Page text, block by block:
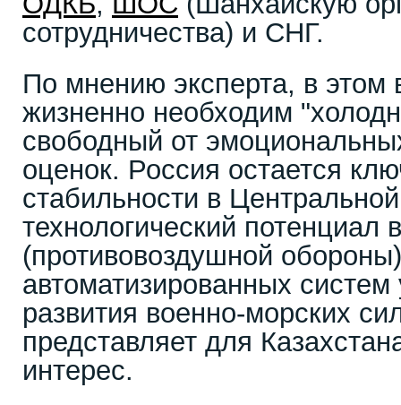
сотрудничества) и СНГ.
По мнению эксперта, в этом
жизненно необходим
свободный от
оценок. Россия остается
стабильности в
технологический
(противовоздушной
автоматизированных
развития военно-морских
представляет для
интерес.